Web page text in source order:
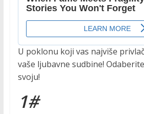
U poklonu koji vas najviše
vaše ljubavne sudbine!
svoju!
1#